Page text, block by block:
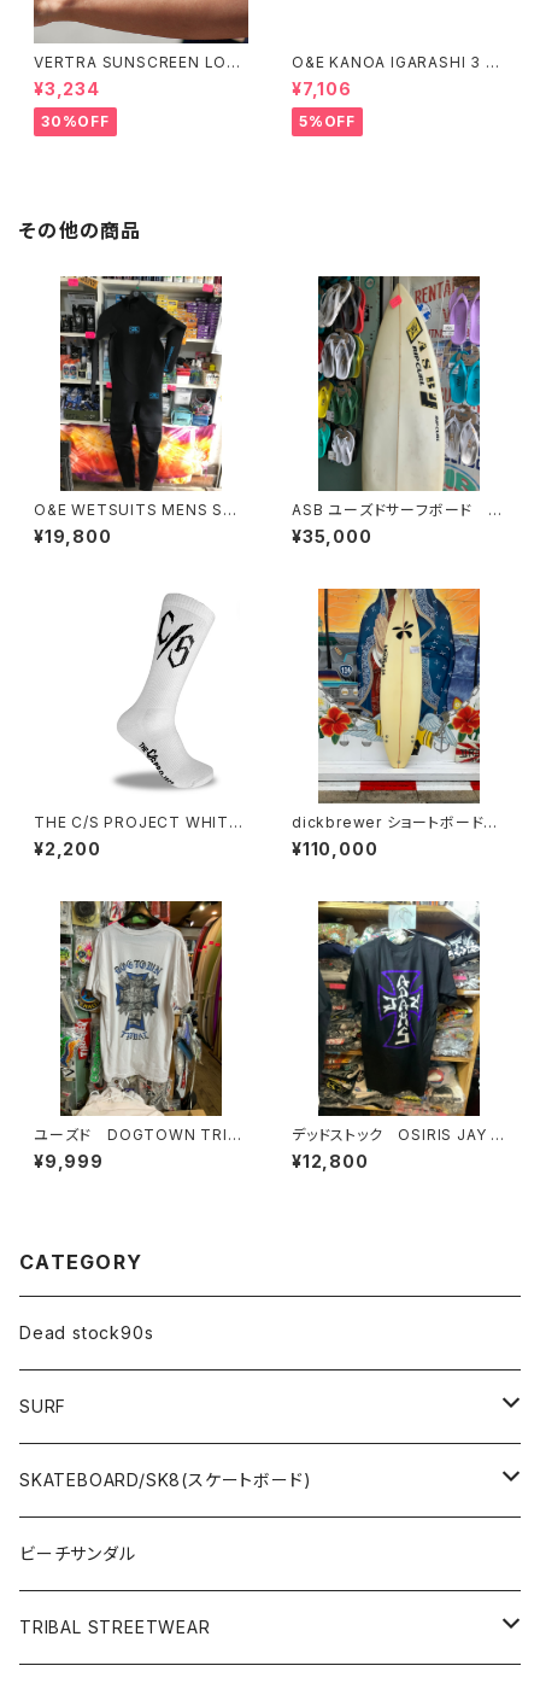
VERTRA SUNSCREEN LOTI
ON WHITE SPF 44＃
¥3,234
30%OFF
O&E KANOA IGARASHI 3 PI
ECE BLACK/LIME｜PRO SE
RIES
¥7,106
5%OFF
その他の商品
O&E WETSUITS MENS STE
AMER 3/2mmジャージフルス
ーツ ｜メンズ
¥19,800
ASB ユーズドサーフボード 中
古 ショートボード
¥35,000
THE C/S PROJECT WHITE
C/S SOCKS
¥2,200
dickbrewer ショートボード
新中古 展示品 本人シェイプ
¥110,000
ユーズド DOGTOWN TRIB
AL メンズTシャツ
¥9,999
デッドストック OSIRIS JAY A
DAMS
¥12,800
CATEGORY
Dead stock90s
SURF
WetSuits(ウェットスーツ )
Surf Board(サーフボード )
OTHERS(サーフ小物)
SKATEBOARD/SK8(スケートボード)
CLOTHING(アパレル)
DECK(デッキ)
ビーチサンダル
TRIBAL STREETWEAR